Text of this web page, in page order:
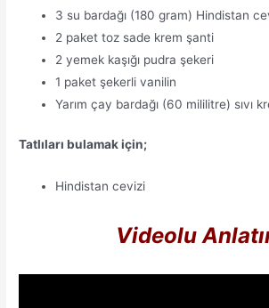
3 su bardağı (180 gram) Hindistan
2 paket toz sade krem şanti
2 yemek kaşığı pudra şekeri
1 paket şekerli vanilin
Yarım çay bardağı (60 mililitre) sıvı
Tatlıları bulamak için;
Hindistan cevizi
Videolu